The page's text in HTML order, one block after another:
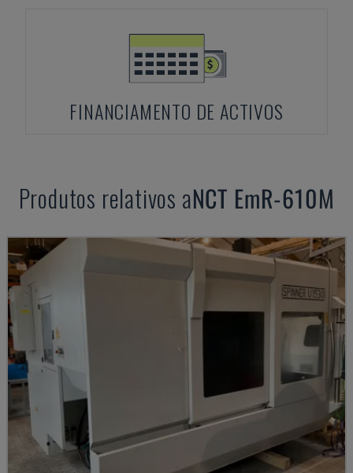
FINANCIAMENTO DE ACTIVOS
Produtos relativos aNCT EmR-610M